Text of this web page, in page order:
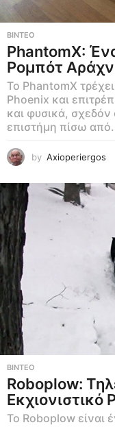
ΒΊΝΤΕΟ
PhantomX:
Ρομπότ
Το PhantomX
Phoenix και
και φυσικά,
επιστήμη πίσω
by Axioperiergos
ΒΊΝΤΕΟ
Roboplow:
Εκχιονιστικό
Το Roboplow είναι